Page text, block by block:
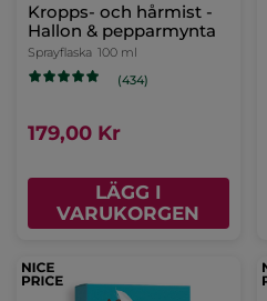
Kropps- och hårmist -
Hallon & pepparmynta
Sprayflaska 100 ml
(434)
179,00 Kr
LÄGG I
VARUKORGEN